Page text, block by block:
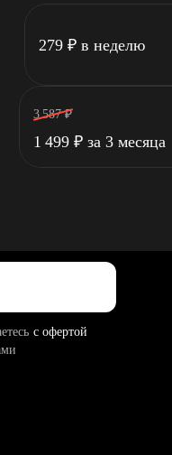
279 ₽ в неделю
3 587 ₽
1 499 ₽ за 3 месяца
с офертой